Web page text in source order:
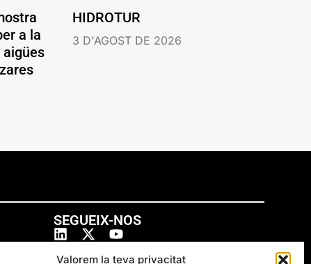
Valorem la teva privacitat
a la
HIDROTUR
3 D'AGOST DE 2026
SEGUEIX-NOS